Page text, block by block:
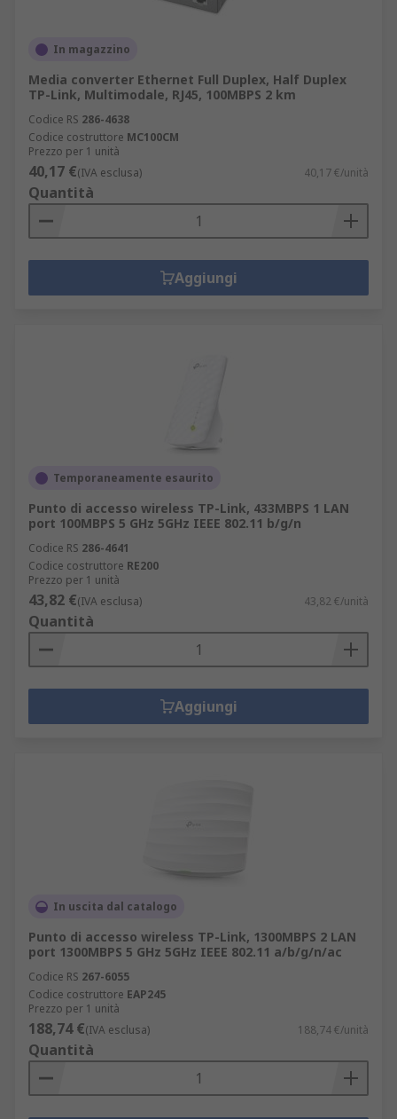
In magazzino
Media converter Ethernet Full Duplex, Half Duplex
TP-Link, Multimodale, RJ45, 100MBPS 2 km
Codice RS 286-4638
Codice costruttore MC100CM
Prezzo per 1 unità
40,17 €(IVA esclusa) 40,17 €/unità
Quantità
Aggiungi
Temporaneamente esaurito
Punto di accesso wireless TP-Link, 433MBPS 1 LAN
port 100MBPS 5 GHz 5GHz IEEE 802.11 b/g/n
Codice RS 286-4641
Codice costruttore RE200
Prezzo per 1 unità
43,82 €(IVA esclusa) 43,82 €/unità
Quantità
Aggiungi
In uscita dal catalogo
Punto di accesso wireless TP-Link, 1300MBPS 2 LAN
port 1300MBPS 5 GHz 5GHz IEEE 802.11 a/b/g/n/ac
Codice RS 267-6055
Codice costruttore EAP245
Prezzo per 1 unità
188,74 €(IVA esclusa) 188,74 €/unità
Quantità